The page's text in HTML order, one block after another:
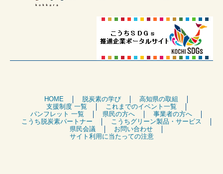
HOME 脱炭素の学び
高知県の取組
支援制度 一覧
これまでのイベント一覧
パンフレット 一覧
県民の方へ
事業者の方へ
こうち脱炭素パートナー
こうちグリーン製品・サービス
県民会議
お問い合わせ
サイト利用に当たっての注意